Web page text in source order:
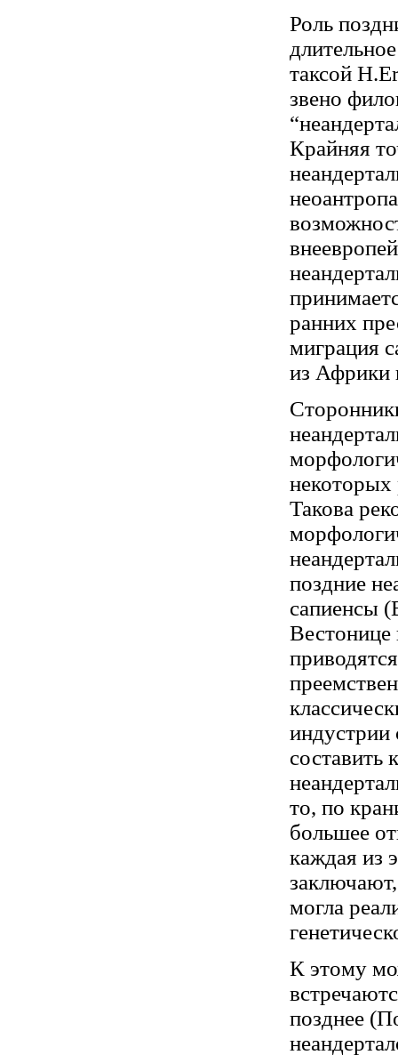
Роль
таксой
звено
Крайняя
ранних
миграция
из Африки
некоторых
Такова
поздние
сапиенсы
Вестонице
индустрии
то, по
большее
каждая из
могла
К этому
позднее